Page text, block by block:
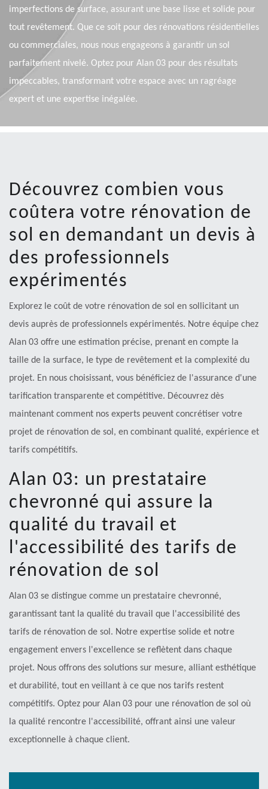
imperfections de surface, assurant une base lisse et solide pour
tout revêtement. Que ce soit pour des rénovations résidentielles
ou commerciales, nous nous engageons à garantir un sol
parfaitement nivelé. Optez pour Alan 03 pour des résultats
impeccables, transformant votre espace avec un ragréage
expert et une expertise inégalée.
Découvrez combien vous
coûtera votre rénovation de
sol en demandant un devis à
des professionnels
expérimentés
Explorez le coût de votre rénovation de sol en sollicitant un
devis auprès de professionnels expérimentés. Notre équipe chez
Alan 03 offre une estimation précise, prenant en compte la
taille de la surface, le type de revêtement et la complexité du
projet. En nous choisissant, vous bénéficiez de l'assurance d'une
tarification transparente et compétitive. Découvrez dès
maintenant comment nos experts peuvent concrétiser votre
projet de rénovation de sol, en combinant qualité, expérience et
tarifs compétitifs.
Alan 03: un prestataire
chevronné qui assure la
qualité du travail et
l'accessibilité des tarifs de
rénovation de sol
Alan 03 se distingue comme un prestataire chevronné,
garantissant tant la qualité du travail que l'accessibilité des
tarifs de rénovation de sol. Notre expertise solide et notre
engagement envers l'excellence se reflètent dans chaque
projet. Nous offrons des solutions sur mesure, alliant esthétique
et durabilité, tout en veillant à ce que nos tarifs restent
compétitifs. Optez pour Alan 03 pour une rénovation de sol où
la qualité rencontre l'accessibilité, offrant ainsi une valeur
exceptionnelle à chaque client.